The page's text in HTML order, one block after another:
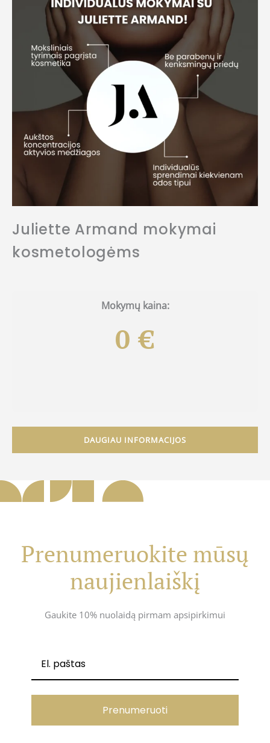
Juliette Armand mokymai
kosmetologėms
Mokymų kaina:
0 €
DAUGIAU INFORMACIJOS
Prenumeruokite mūsų
naujienlaiškį
Gaukite 10% nuolaidą pirmam apsipirkimui
Prenumeruoti